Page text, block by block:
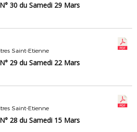
30 du Samedi 29 Mars
Saint-Etienne
29 du Samedi 22 Mars
Saint-Etienne
28 du Samedi 15 Mars